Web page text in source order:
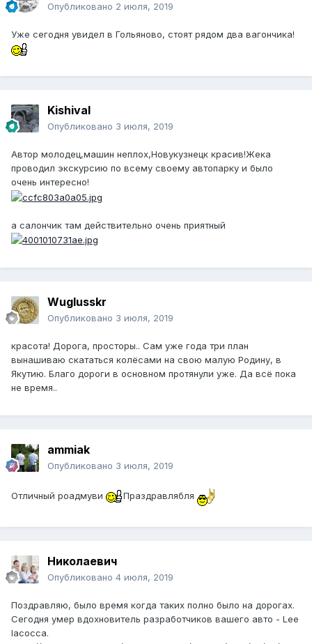
Опубликовано 2 июля, 2019
Уже сегодня увидел в Гольяново, стоят рядом два вагончика!
Kishival
Опубликовано 3 июля, 2019
Автор молодец,машин неплох,Новукузнецк красив!Жека
проводил экскурсию по всему своему автопарку и было
очень интересно!
а салончик там действительно очень приятный
Wuglusskr
Опубликовано 3 июля, 2019
красота! Дорога, просторы.. Сам уже года три план
вынашиваю скататься колёсами на свою малую Родину, в
Якутию. Благо дороги в основном протянули уже. Да всё пока
не время..
ammiak
Опубликовано 3 июля, 2019
Отличный роадмуви Праздравлябля
Николаевич
Опубликовано 4 июля, 2019
Поздравляю, было время когда таких полно было на дорогах.
Сегодня умер вдохновитель разработчиков вашего авто - Lee
Iacocca.